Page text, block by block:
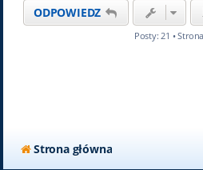
ODPOWIEDZ
Posty: 21 • Strona
Strona główna